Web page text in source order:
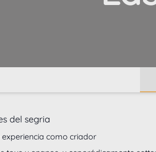
del segria
experiencia como criador